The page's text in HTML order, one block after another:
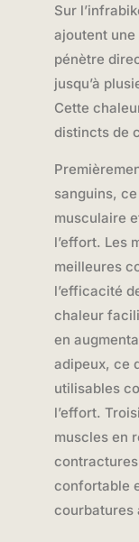
Sur
ajoutent
pénètre
jusqu’à
Cette
distincts de
sanguins,
musculaire
l’effort. Les
meilleures
l’efficacité
chaleur
en
adipeux, ce
utilisables
l’effort.
muscles en
confortable
courbatures